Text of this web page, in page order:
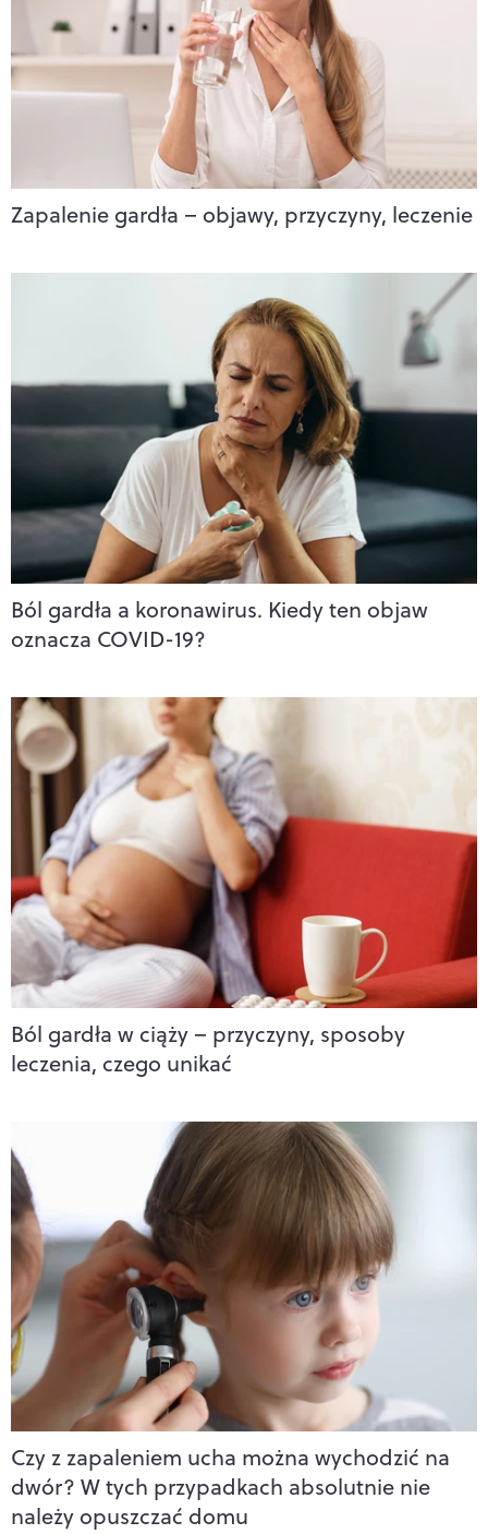
Zapalenie gardła – objawy, przyczyny, leczenie
Ból gardła a koronawirus. Kiedy ten objaw
oznacza COVID-19?
Ból gardła w ciąży – przyczyny, sposoby
leczenia, czego unikać
Czy z zapaleniem ucha można wychodzić na
dwór? W tych przypadkach absolutnie nie
należy opuszczać domu